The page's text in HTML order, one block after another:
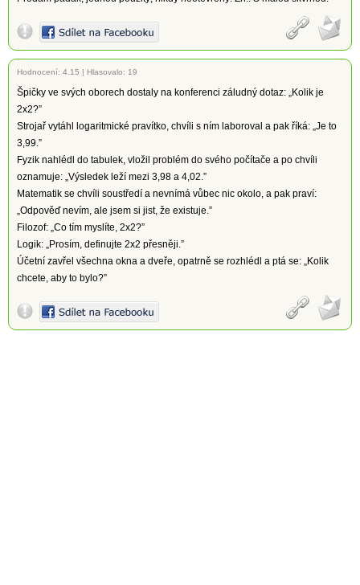
Hodnocení: 4.15 | Hlasovalo: 19
Špičky ve svých oborech dostaly na konferenci záludný dotaz: „Kolik je
2x2?”
Strojař vytáhl logaritmické pravítko, chvíli s ním laboroval a pak říká: „Je to
3,99.”
Fyzik nahlédl do tabulek, vložil problém do svého počítače a po chvíli
oznamuje: „Výsledek leží mezi 3,98 a 4,02.”
Matematik se chvíli soustředí a nevnímá vůbec nic okolo, a pak praví:
„Odpověď nevím, ale jsem si jist, že existuje.”
Filozof: „Co tím myslíte, 2x2?”
Logik: „Prosím, definujte 2x2 přesněji.”
Účetní zavřel všechna okna a dveře, opatrně se rozhlédl a ptá se: „Kolik
chcete, aby to bylo?”